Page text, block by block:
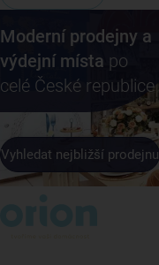
Moderní prodejny a
výdejní místa po
celé České republice
Vyhledat nejbližší prodejnu